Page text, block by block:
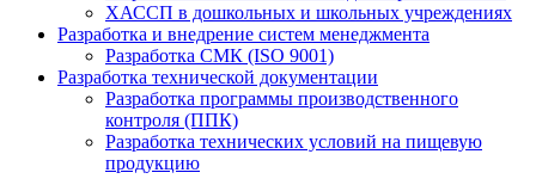
ХАССП в дошкольных и школьных учреждениях
Разработка и внедрение систем менеджмента
Разработка СМК (ISO 9001)
Разработка технической документации
Разработка программы производственного
контроля (ППК)
Разработка технических условий на пищевую
продукцию